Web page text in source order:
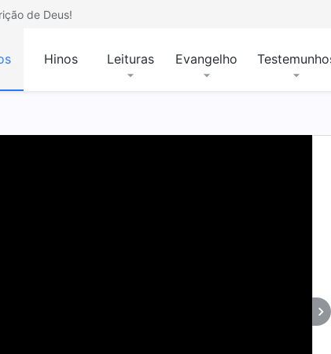
de Deus!
Hinos Leituras Evangelho